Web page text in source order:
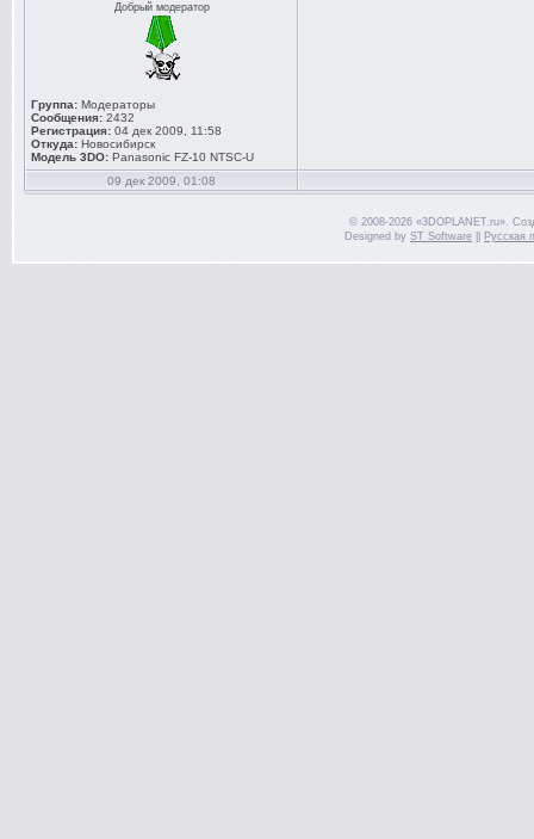
Добрый модератор
Группа: Модераторы
Сообщения: 2432
Регистрация: 04 дек 2009, 11:58
Откуда: Новосибирск
Модель 3DO: Panasonic FZ-10 NTSC-U
09 дек 2009, 01:08
© 2008-2026 «3DOPLANET.ru».
Designed by ST Software Русская